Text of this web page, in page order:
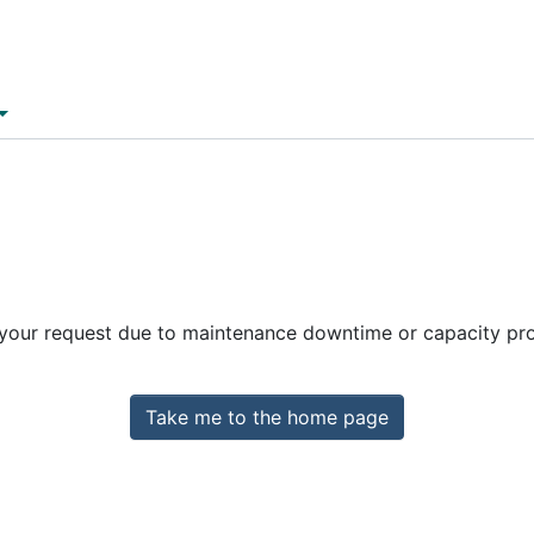
request due to maintenance downtime or capacity
Take me to the home page